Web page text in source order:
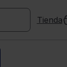
Tienda